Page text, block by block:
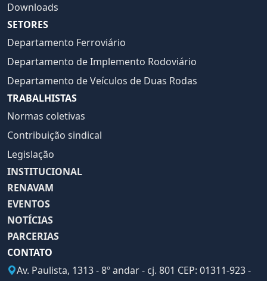
Downloads
SETORES
Departamento Ferroviário
Departamento de Implemento Rodoviário
Departamento de Veículos de Duas Rodas
TRABALHISTAS
Normas coletivas
Contribuição sindical
Legislação
INSTITUCIONAL
RENAVAM
EVENTOS
NOTÍCIAS
PARCERIAS
CONTATO
Av. Paulista, 1313 - 8º andar - cj. 801 CEP: 01311-923 -